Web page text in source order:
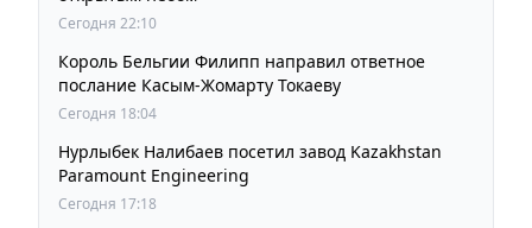
Сегодня 22:10
Король Бельгии Филипп направил ответное
послание Касым-Жомарту Токаеву
Сегодня 18:04
Нурлыбек Налибаев посетил завод Kazakhstan
Paramount Engineering
Сегодня 17:18